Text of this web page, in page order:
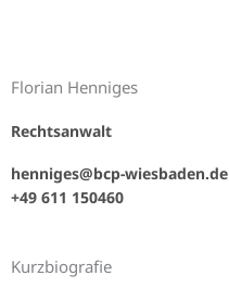
Florian Henniges
Rechtsanwalt
henniges@bcp-wiesbaden.de
+49 611 150460
Kurzbiografie